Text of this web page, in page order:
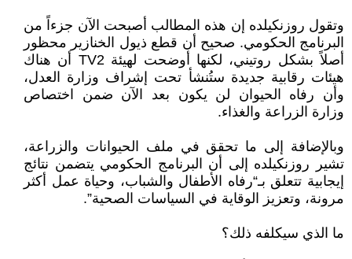
وتقول روزنكيلده إن هذه المطالب أصبحت الآن جزءاً من
البرنامج الحكومي. صحيح أن قطع ذيول الخنازير محظور
أصلاً بشكل روتيني، لكنها أوضحت لهيئة TV2 أن هناك
هيئات رقابية جديدة ستُنشأ تحت إشراف وزارة العدل،
وأن رفاه الحيوان لن يكون بعد الآن ضمن اختصاص
وزارة الزراعة والغذاء.
وبالإضافة إلى ما تحقق في ملف الحيوانات والزراعة،
تشير روزنكيلده إلى أن البرنامج الحكومي يتضمن نتائج
إيجابية تتعلق بـ“رفاه الأطفال والشباب، وحياة عمل أكثر
مرونة، وتعزيز الوقاية في السياسات الصحية”.
ما الذي سيكلفه ذلك؟